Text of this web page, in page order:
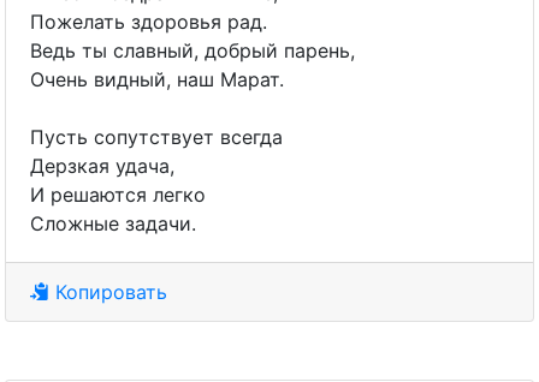
Пожелать здоровья рад.
Ведь ты славный, добрый парень,
Очень видный, наш Марат.
Пусть сопутствует всегда
Дерзкая удача,
И решаются легко
Сложные задачи.
Копировать